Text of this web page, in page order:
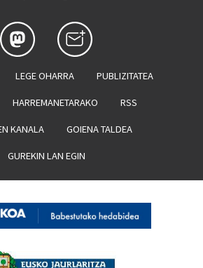
LEGE OHARRA PUBLIZITATEA
HARREMANETARAKO RSS
KANALA GOIENA TALDEA
GUREKIN LAN EGIN